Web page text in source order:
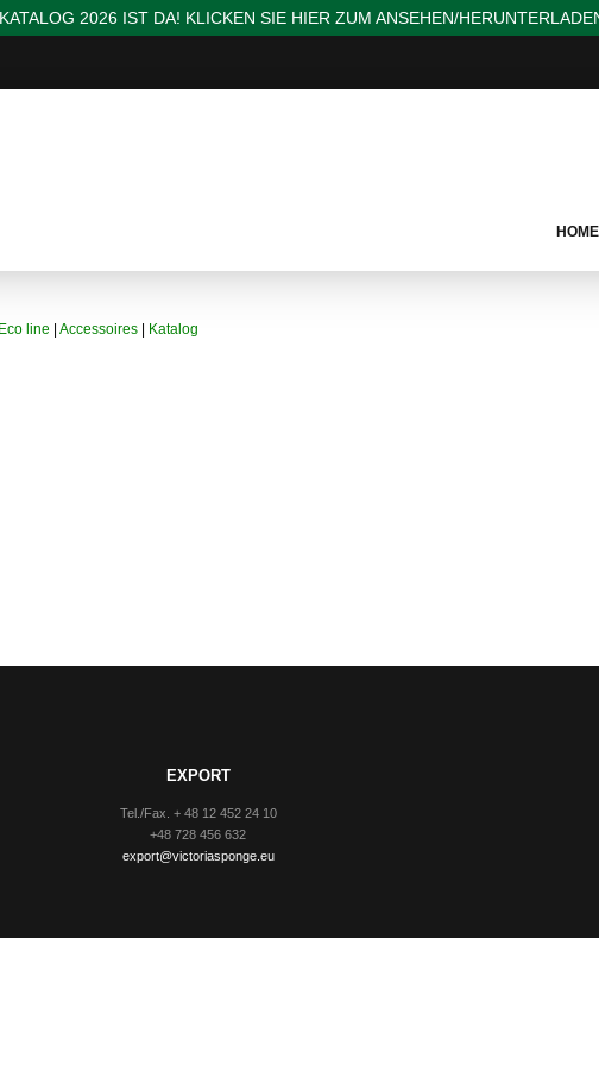
2026 IST DA! KLICKEN SIE HIER ZUM ANSEHEN/
HOME
Eco line Accessoires Katalog
EXPORT
Tel./Fax. + 48 12 452 24 10
+48 728 456 632
export@victoriasponge.eu